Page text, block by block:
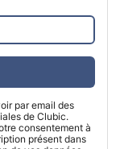
par email des
de Clubic.
consentement à
présent dans